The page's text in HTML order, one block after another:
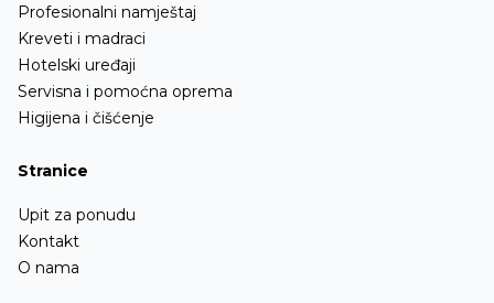
Profesionalni namještaj
Kreveti i madraci
Hotelski uređaji
Servisna i pomoćna oprema
Higijena i čišćenje
Stranice
Upit za ponudu
Kontakt
O nama